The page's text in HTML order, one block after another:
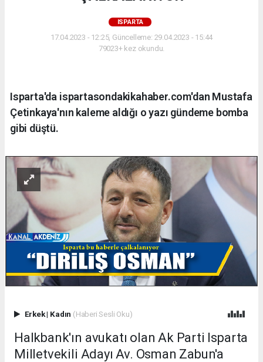
ISPARTA
17.04.2023 - 12:25, Güncelleme: 29.04.2023 - 15:44
79023+ kez okundu.
Isparta'da ispartasondakikahaber.com'dan Mustafa
Çetinkaya'nın kaleme aldığı o yazı gündeme bomba
gibi düştü.
Erkek| Kadın (Haberi Sesli Oku)
Halkbank'ın avukatı olan Ak Parti Isparta
Milletvekili Adayı Av. Osman Zabun'a